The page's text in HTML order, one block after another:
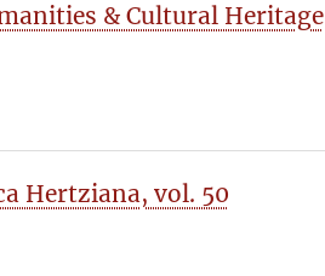
& Cultural Heritage
Hertziana, vol. 50